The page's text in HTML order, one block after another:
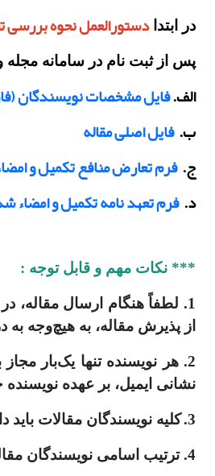
در ابتدادستورالعمل نحوه
پس از ثبت نام در سامانه مجله و مطالعه دقیق راهنمای
الف.فایل مشخصات نویسندگان
ب.فایل اصلی مقاله
ج.فرم تعارض منافع تکمیل و
د.فرم تعهد نامه تکمیل و امضاء
*** نکات مهم و قابل توجه :
1. لطفاً هنگام ارسال
از پذیرش مقاله، به هیچ‌وجه
2. هر نویسنده تنها یک‌بار
نشانی ایمیل، بر عهده نویسنده
3. کلیه نویسندگان مقالات باید
4. ترتیب اسامی نویسندگان مقاله و نویسنده مسئول در